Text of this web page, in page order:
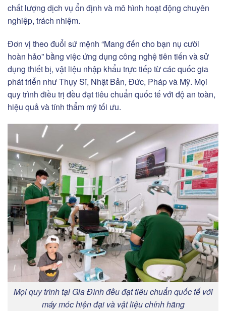
chất lượng dịch vụ ổn định và mô hình hoạt động chuyên
nghiệp, trách nhiệm.
Đơn vị theo đuổi sứ mệnh “Mang đến cho bạn nụ cười
hoàn hảo” bằng việc ứng dụng công nghệ tiên tiến và sử
dụng thiết bị, vật liệu nhập khẩu trực tiếp từ các quốc gia
phát triển như Thụy Sĩ, Nhật Bản, Đức, Pháp và Mỹ. Mọi
quy trình điều trị đều đạt tiêu chuẩn quốc tế với độ an toàn,
hiệu quả và tính thẩm mỹ tối ưu.
Mọi quy trình tại Gia Đình đều đạt tiêu chuẩn quốc tế với
máy móc hiện đại và vật liệu chính hãng